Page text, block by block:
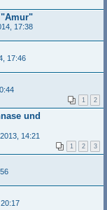
"Amur"
17:38
17:46
1 2
und
14:21
1 2 3